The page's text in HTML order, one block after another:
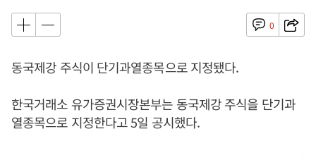
0
동국제강 주식이 단기과열종목으로 지정됐다.
한국거래소 유가증권시장본부는 동국제강 주식을 단기과
열종목으로 지정한다고 5일 공시했다.